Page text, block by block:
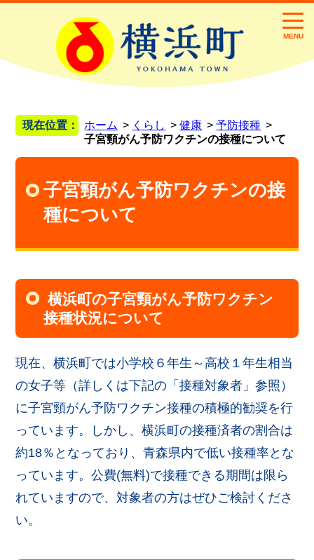
MENU
現在位置： ホーム くらし 健康
予防接種
子宮頸がん予防ワクチンの接種について
子宮頸がん予防ワクチンの接
種について
横浜町の子宮頸がん予防ワクチン
接種状況について
現在、横浜町では小学校６年生～高校１年生相当
の女子等（詳しくは下記の「接種対象者」参照）
に子宮頸がん予防ワクチン接種の積極的勧奨を行
っています。しかし、横浜町の接種済者の割合は
約18％となっており、青森県内で低い接種率とな
っています。公費(無料)で接種できる期間は限ら
れていますので、対象者の方はぜひご検討くださ
い。